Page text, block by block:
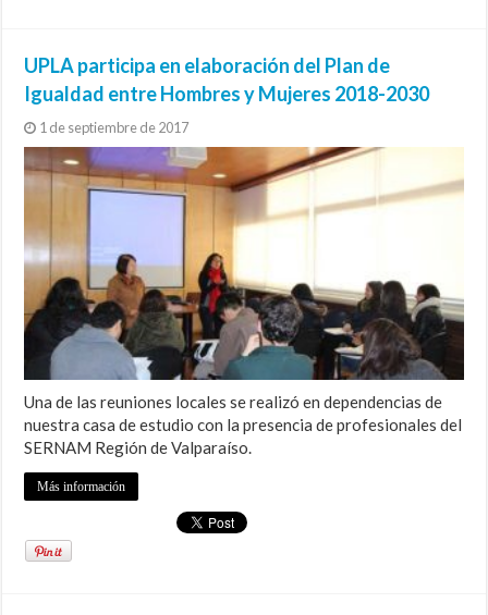
UPLA participa en elaboración del Plan de
Igualdad entre Hombres y Mujeres 2018-2030
1 de septiembre de 2017
Una de las reuniones locales se realizó en dependencias de
nuestra casa de estudio con la presencia de profesionales del
SERNAM Región de Valparaíso.
Más información